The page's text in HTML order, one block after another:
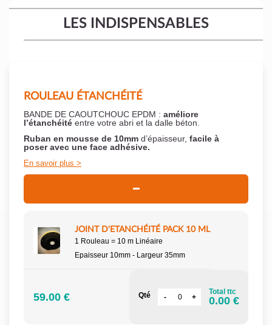
LES INDISPENSABLES
ROULEAU ÉTANCHÉITÉ
BANDE DE CAOUTCHOUC EPDM : améliore
l’étanchéité entre votre abri et la dalle béton.
Ruban en mousse de 10mm d’épaisseur, facile à
poser avec une face adhésive.
En savoir plus
JOINT D'ETANCHÉITÉ PACK 10 ML
1 Rouleau = 10 m Linéaire
Epaisseur 10mm - Largeur 35mm
59.00 € Qté Total ttc
0.00 €